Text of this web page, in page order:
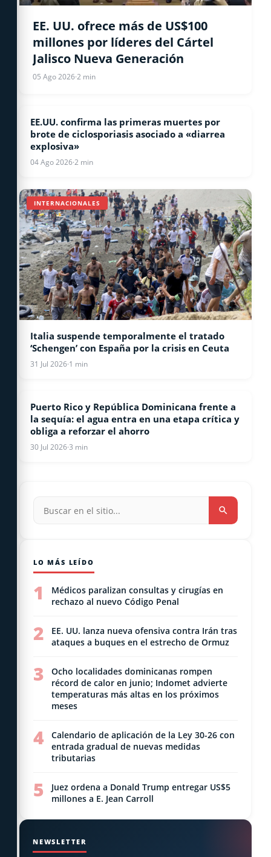
EE. UU. ofrece más de US$100
millones por líderes del Cártel
Jalisco Nueva Generación
05 Ago 2026·2 min
ESTADOS UNIDOS
EE.UU. confirma las primeras muertes por
brote de ciclosporiasis asociado a «diarrea
explosiva»
04 Ago 2026·2 min
INTERNACIONALES
Italia suspende temporalmente el tratado
‘Schengen’ con España por la crisis en Ceuta
31 Jul 2026·1 min
INTERNACIONALES
Puerto Rico y República Dominicana frente a
la sequía: el agua entra en una etapa crítica y
obliga a reforzar el ahorro
30 Jul 2026·3 min
LO MÁS LEÍDO
1
Médicos paralizan consultas y cirugías en
rechazo al nuevo Código Penal
2
EE. UU. lanza nueva ofensiva contra Irán tras
ataques a buques en el estrecho de Ormuz
3
Ocho localidades dominicanas rompen
récord de calor en junio; Indomet advierte
temperaturas más altas en los próximos
meses
4
Calendario de aplicación de la Ley 30-26 con
entrada gradual de nuevas medidas
tributarias
5
Juez ordena a Donald Trump entregar US$5
millones a E. Jean Carroll
NEWSLETTER